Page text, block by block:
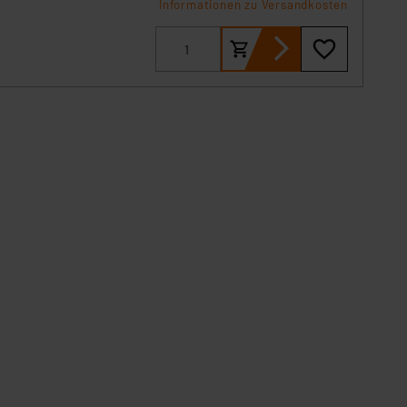
mit unzureichendemInformationen zu Versandkosten